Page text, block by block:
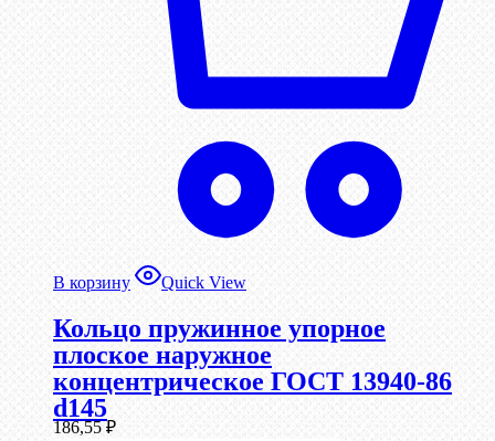
В корзину Quick View
Кольцо пружинное упорное
плоское наружное
концентрическое ГОСТ 13940-86
d145
186,55₽